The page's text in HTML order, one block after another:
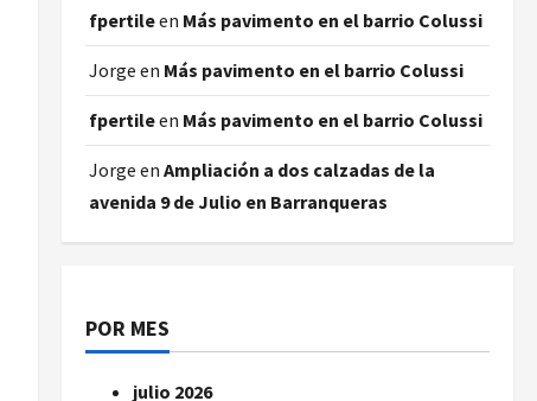
fpertileen Más pavimento en el barrio Colussi
Jorge en Más pavimento en el barrio Colussi
fpertileen Más pavimento en el barrio Colussi
Jorge en Ampliación a dos calzadas de la
avenida 9 de Julio en Barranqueras
POR MES
julio 2026